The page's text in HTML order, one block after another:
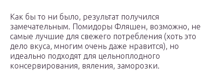
Как бы то ни было, результат получился
замечательным. Помидоры Фляшен, возможно, не
самые лучшие для свежего потребления (хоть это
дело вкуса, многим очень даже нравится), но
идеально подходят для цельноплодного
консервирования, вяления, заморозки.